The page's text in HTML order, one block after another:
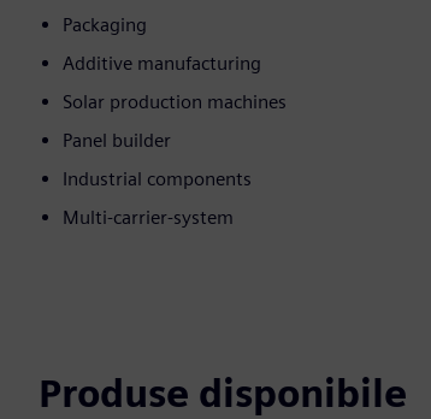
Packaging
Additive manufacturing
Solar production machines
Panel builder
Industrial components
Multi-carrier-system
Produse disponibile